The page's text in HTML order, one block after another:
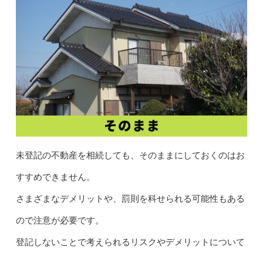
未登記の不動産を相続しても、そのままにしておくのはお
すすめできません。
さまざまなデメリットや、罰則を科せられる可能性もある
ので注意が必要です。
登記しないことで考えられるリスクやデメリットについて